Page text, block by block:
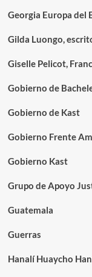
Georgia Europa del
Gilda Luongo,
Giselle Pelicot,
Gobierno de
Gobierno de Kast
Gobierno Frente
Gobierno Kast
Grupo de Apoyo
Guatemala
Guerras
Hanalí Huaycho